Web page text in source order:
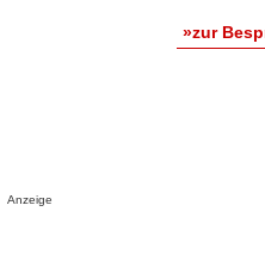
»zur
Anzeige